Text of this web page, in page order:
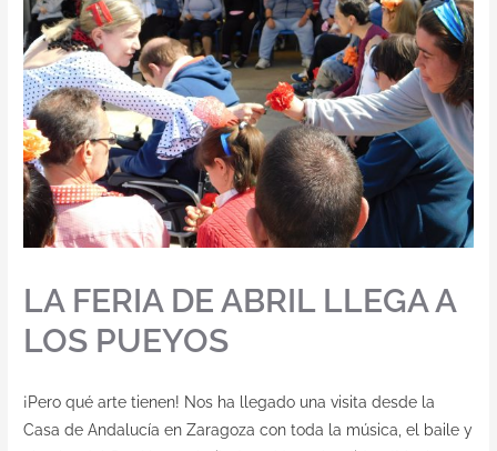
LA FERIA DE ABRIL LLEGA A
LOS PUEYOS
¡Pero qué arte tienen! Nos ha llegado una visita desde la
Casa de Andalucía en Zaragoza con toda la música, el baile y